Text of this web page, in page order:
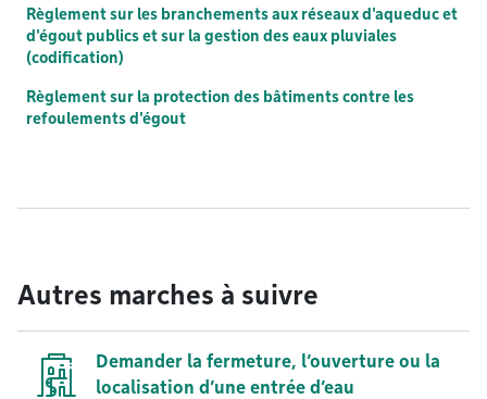
Règlement sur les branchements aux réseaux d'aqueduc et
d'égout publics et sur la gestion des eaux pluviales
(codification)
Règlement sur la protection des bâtiments contre les
refoulements d'égout
Autres marches à suivre
Demander la fermeture, l’ouverture ou la
localisation d’une entrée d’eau